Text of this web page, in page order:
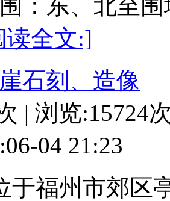
：东、北至
读全文:]
石刻、造像
| 浏览:15724
04 21:23
于福州市郊区